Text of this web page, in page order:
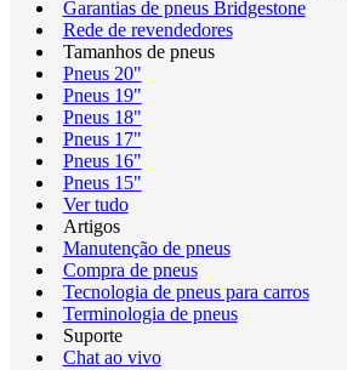
Garantias de pneus Bridgestone
Rede de revendedores
Tamanhos de pneus
Pneus 20"
Pneus 19"
Pneus 18"
Pneus 17"
Pneus 16"
Pneus 15"
Ver tudo
Artigos
Manutenção de pneus
Compra de pneus
Tecnologia de pneus para carros
Terminologia de pneus
Suporte
Chat ao vivo